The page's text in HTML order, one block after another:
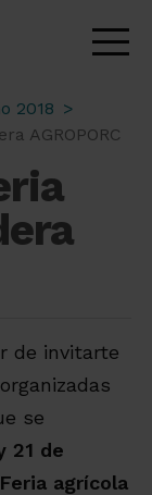
2018 >
AGROPORC
de invitarte
se
21 de
agrícola